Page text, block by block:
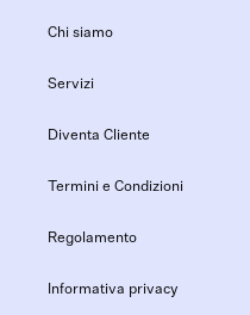
Chi siamo
Servizi
Diventa Cliente
Termini e Condizioni
Regolamento
Informativa privacy